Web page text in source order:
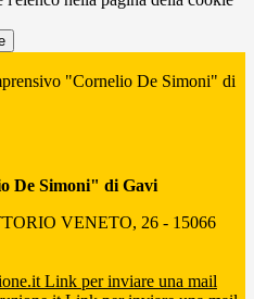
"Cornelio De Simoni" di
De Simoni" di Gavi
VENETO, 26 - 15066
Link per inviare una mail